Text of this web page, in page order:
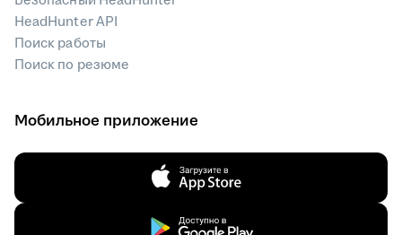
HeadHunter API
Поиск работы
Поиск по резюме
Мобильное приложение